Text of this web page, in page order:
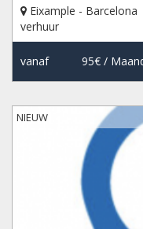
Eixample - Barcelona
verhuur
vanaf 95€/
NIEUW